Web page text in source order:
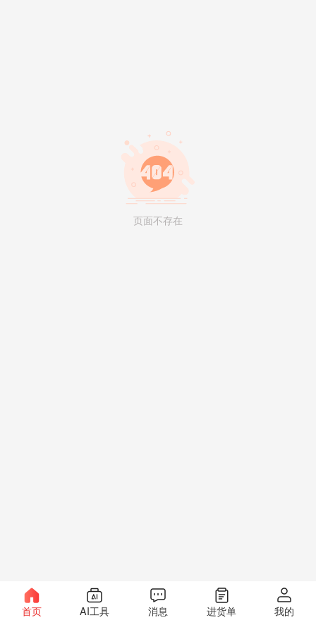
页面不存在
首页 AI工具 消息 进货单 我的